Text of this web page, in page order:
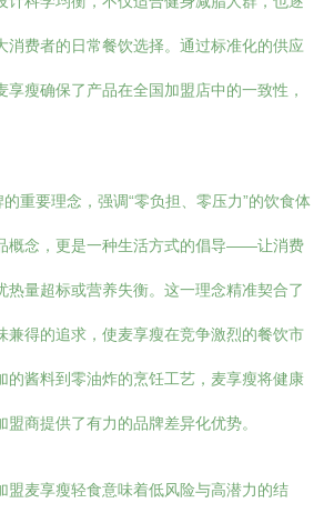
消费者的日常餐饮选择。通过标准化的供应
瘦确保了产品在全国加盟店中的一致性，
的重要理念，强调“零负担、零压力”的饮食体
概念，更是一种生活方式的倡导——让消费
热量超标或营养失衡。这一理念精准契合了
兼得的追求，使麦享瘦在竞争激烈的餐饮市
的酱料到零油炸的烹饪工艺，麦享瘦将健康
商提供了有力的品牌差异化优势。
盟麦享瘦轻食意味着低风险与高潜力的结